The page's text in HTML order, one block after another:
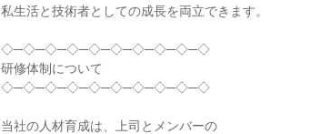
私生活と技術者としての成長を両立できます。
◇─◇─◇─◇─◇─◇─◇─◇─◇─◇
研修体制について
◇─◇─◇─◇─◇─◇─◇─◇─◇─◇
当社の人材育成は、上司とメンバーの